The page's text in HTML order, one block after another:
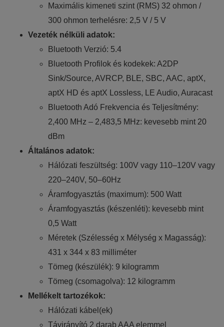
Maximális kimeneti szint (RMS) 32 ohmon /
300 ohmon terhelésre: 2,5 V / 5 V
Vezeték nélküli adatok:
Bluetooth Verzió: 5.4
Bluetooth Profilok és kodekek: A2DP
Sink/Source, AVRCP, BLE, SBC, AAC, aptX,
aptX HD és aptX Lossless, LE Audio, Auracast
Bluetooth Adó Frekvencia és Teljesítmény:
2,400 MHz – 2,483,5 MHz: kevesebb mint 20
dBm
Általános adatok:
Hálózati feszültség: 100V vagy 110–120V vagy
220–240V, 50–60Hz
Áramfogyasztás (maximum): 500 Watt
Áramfogyasztás (készenléti): kevesebb mint
0,5 Watt
Méretek (Szélesség x Mélység x Magasság):
431 x 344 x 83 milliméter
Tömeg (készülék): 9 kilogramm
Tömeg (csomagolva): 12 kilogramm
Mellékelt tartozékok:
Hálózati kábel(ek)
Távirányító 2 darab AAA elemmel